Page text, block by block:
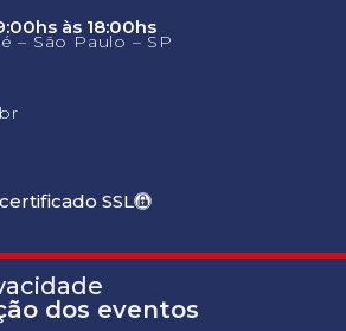
às 18:00hs
– São Paulo – SP
SSL
dos eventos